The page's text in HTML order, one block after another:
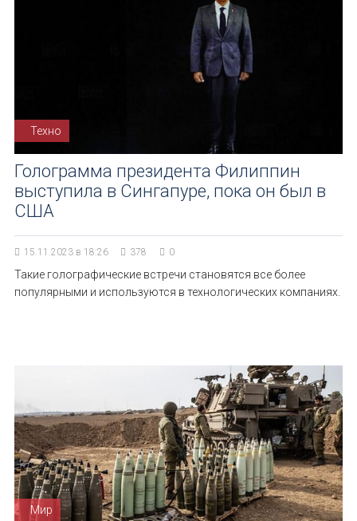
Техно
Голограмма президента Филиппин
выступила в Сингапуре, пока он был в
США
15.11.2023 в 18:26 378 0
Такие голографические встречи становятся все более
популярными и используются в технологических компаниях.
Мир